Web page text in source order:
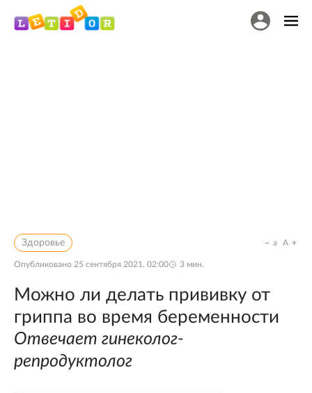
Здоровье
Опубликовано 25 сентября 2021, 02:00 3 мин.
a A
Можно ли делать прививку от
гриппа во время беременности
Отвечает гинеколог-
репродуктолог